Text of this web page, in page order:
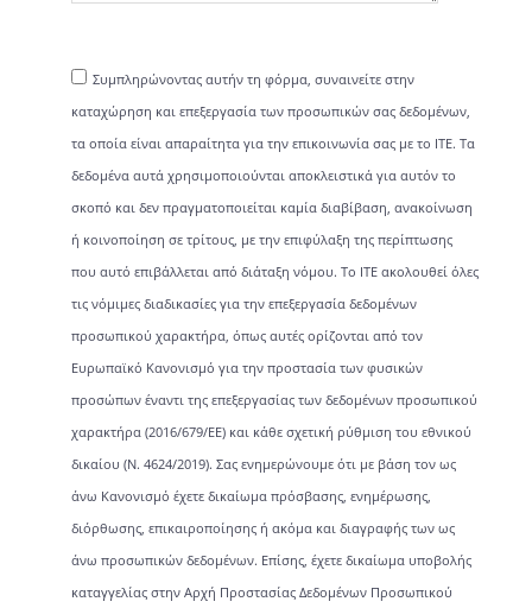
Συμπληρώνοντας αυτήν τη φόρμα, συναινείτε στην
καταχώρηση και επεξεργασία των προσωπικών σας δεδομένων,
τα οποία είναι απαραίτητα για την επικοινωνία σας με το ΙΤΕ. Τα
δεδομένα αυτά χρησιμοποιούνται αποκλειστικά για αυτόν το
σκοπό και δεν πραγματοποιείται καμία διαβίβαση, ανακοίνωση
ή κοινοποίηση σε τρίτους, με την επιφύλαξη της περίπτωσης
που αυτό επιβάλλεται από διάταξη νόμου. Το ΙΤΕ ακολουθεί όλες
τις νόμιμες διαδικασίες για την επεξεργασία δεδομένων
προσωπικού χαρακτήρα, όπως αυτές ορίζονται από τον
Ευρωπαϊκό Κανονισμό για την προστασία των φυσικών
προσώπων έναντι της επεξεργασίας των δεδομένων προσωπικού
χαρακτήρα (2016/679/ΕΕ) και κάθε σχετική ρύθμιση του εθνικού
δικαίου (Ν. 4624/2019). Σας ενημερώνουμε ότι με βάση τον ως
άνω Κανονισμό έχετε δικαίωμα πρόσβασης, ενημέρωσης,
διόρθωσης, επικαιροποίησης ή ακόμα και διαγραφής των ως
άνω προσωπικών δεδομένων. Επίσης, έχετε δικαίωμα υποβολής
καταγγελίας στην Αρχή Προστασίας Δεδομένων Προσωπικού